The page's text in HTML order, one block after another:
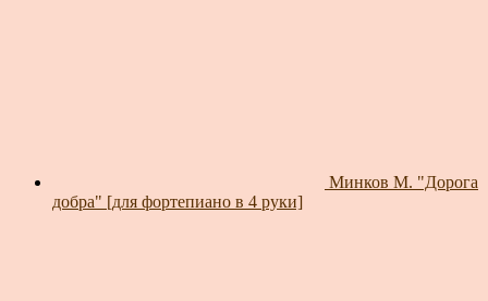
Минков М. "Дорога
добра" [для фортепиано в 4 руки]